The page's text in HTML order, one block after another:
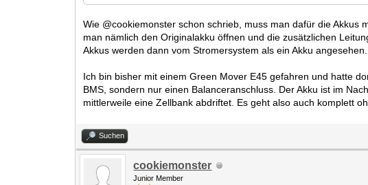
Wie @cookiemonster schon schrieb, muss man dafür die Akkus
man nämlich den Originalakku öffnen und die zusätzlichen
Akkus werden dann vom Stromersystem als ein Akku angesehen.
Ich bin bisher mit einem Green Mover E45 gefahren und hatte
BMS, sondern nur einen Balanceranschluss. Der Akku ist im
mittlerweile eine Zellbank abdriftet. Es geht also auch komplett
Suchen
cookiemonster
Junior Member